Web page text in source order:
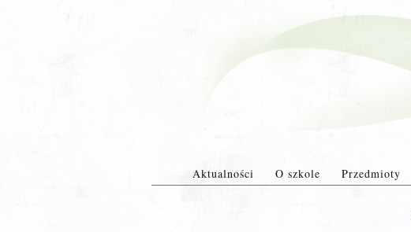
Aktualności O szkole Przedmioty